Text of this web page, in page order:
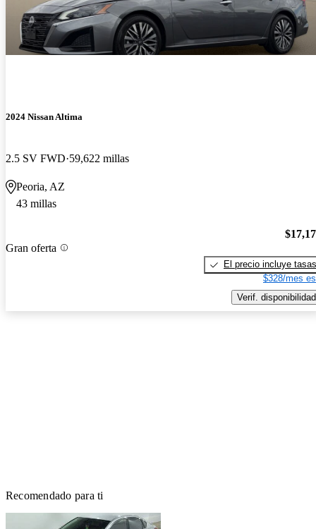
2024 Nissan Altima
2.5 SV FWD 59,622 millas
Peoria, AZ
43 millas
Gran oferta
El precio incluye tasas
$328/mes
Verif. disponibilidad
Recomendado para ti